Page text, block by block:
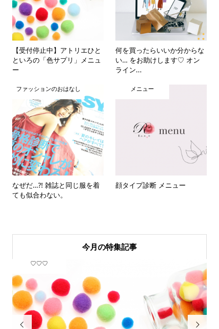
【受付停止中】アトリエひと
といろの「色サプリ」メニュ
ー
何を買ったらいいか分からな
い… をお助けします♡ オン
ライン...
ファッションのおはなし
なぜだ…?! 雑誌と同じ服を着
ても似合わない。
メニュー
顔タイプ診断 メニュー
今月の特集記事

♡♡♡
